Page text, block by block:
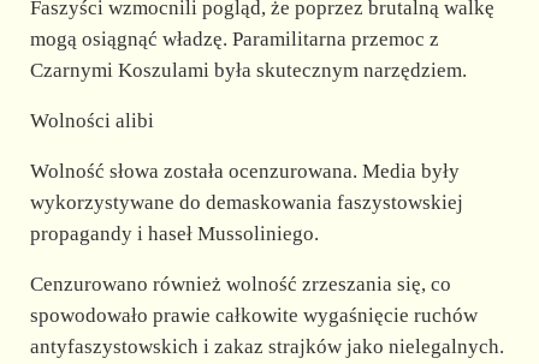
Faszyści wzmocnili pogląd, że poprzez brutalną walkę
mogą osiągnąć władzę. Paramilitarna przemoc z
Czarnymi Koszulami była skutecznym narzędziem.
Wolności alibi
Wolność słowa została ocenzurowana. Media były
wykorzystywane do demaskowania faszystowskiej
propagandy i haseł Mussoliniego.
Cenzurowano również wolność zrzeszania się, co
spowodowało prawie całkowite wygaśnięcie ruchów
antyfaszystowskich i zakaz strajków jako nielegalnych.